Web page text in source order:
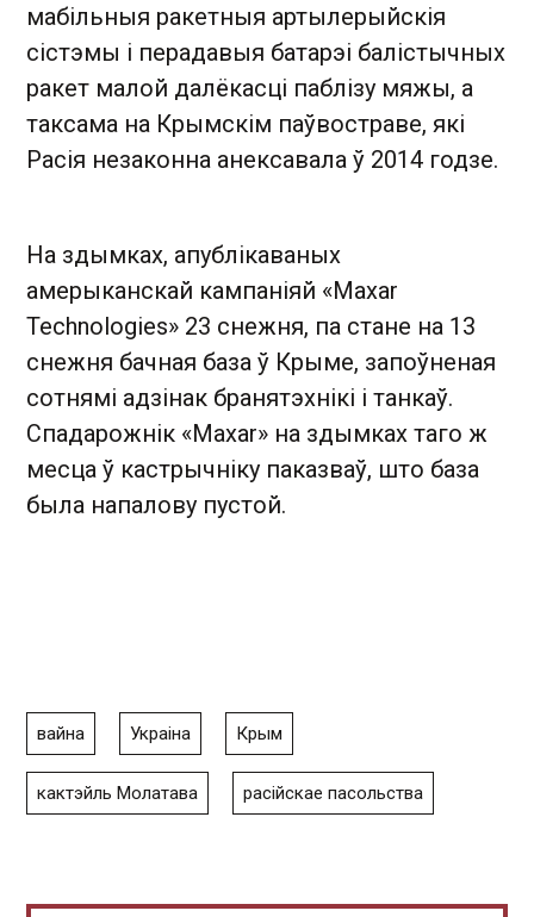
мабільныя ракетныя артылерыйскія
сістэмы і перадавыя батарэі балістычных
ракет малой далёкасці паблізу мяжы, а
таксама на Крымскім паўвостраве, які
Расія незаконна анексавала ў 2014 годзе.
На здымках, апублікаваных
амерыканскай кампаніяй «Maxar
Technologies» 23 снежня, па стане на 13
снежня бачная база ў Крыме, запоўненая
сотнямі адзінак бранятэхнікі і танкаў.
Спадарожнік «Maxar» на здымках таго ж
месца ў кастрычніку паказваў, што база
была напалову пустой.
вайна Украіна Крым
кактэйль Молатава расійскае пасольства